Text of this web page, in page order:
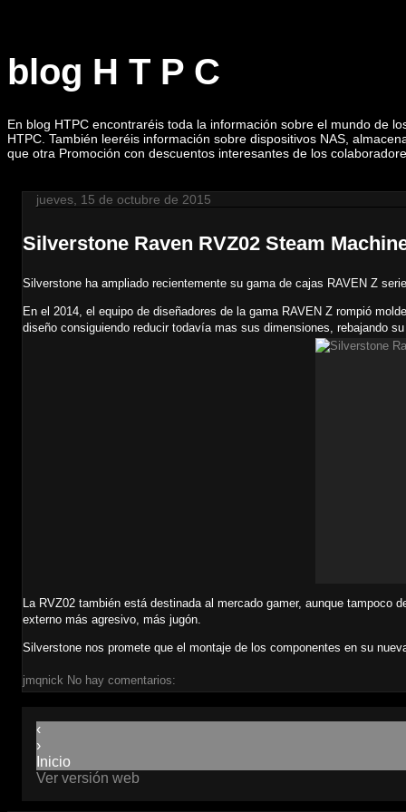
blog H T P C
En blog HTPC encontraréis toda la información sobre el mundo de
HTPC. También leeréis información sobre dispositivos NAS,
que otra Promoción con descuentos interesantes de los
jueves, 15 de octubre de 2015
Silverstone Raven RVZ02 Steam
Silverstone ha ampliado recientemente su gama de cajas RAVEN Z
En el 2014, el equipo de diseñadores de la gama RAVEN Z rompió
diseño consiguiendo reducir todavía mas sus dimensiones, rebajando
La RVZ02 también está destinada al mercado gamer, aunque tampoco
externo más agresivo, más jugón.
Silverstone nos promete que el montaje de los componentes en su
jmqnick No hay comentarios:
‹
›
Inicio
Ver versión web